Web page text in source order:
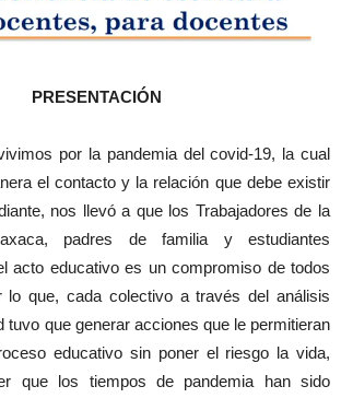
PRESENTACIÓN
por la pandemia del covid-19, la cual
el contacto y la relación que debe existir
nos llevó a que los Trabajadores de la
padres de familia y estudiantes
acto educativo es un compromiso de todos
lo que, cada colectivo a través del análisis
tuvo que generar acciones que le permitieran
educativo sin poner el riesgo la vida,
que los tiempos de pandemia han sido